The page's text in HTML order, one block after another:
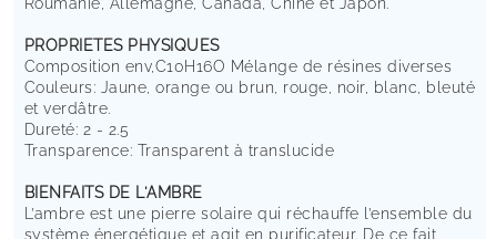
Roumanie, Allemagne, Canada, Chine et Japon.
PROPRIETES PHYSIQUES
Composition env,C10H16O Mélange de résines diverses
Couleurs: Jaune, orange ou brun, rouge, noir, blanc, bleuté
et verdâtre.
Dureté: 2 - 2.5
Transparence: Transparent à translucide
BIENFAITS DE L'AMBRE
L’ambre est une pierre solaire qui réchauffe l’ensemble du
système énergétique et agit en purificateur. De ce fait,